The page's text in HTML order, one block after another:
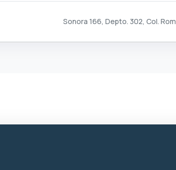
Sonora 166, Depto. 302, Col.